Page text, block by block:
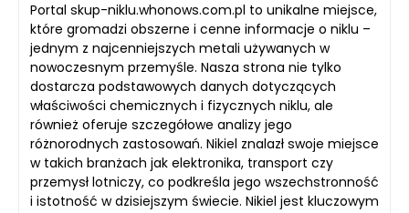
Portal skup-niklu.whonows.com.pl to unikalne miejsce,
które gromadzi obszerne i cenne informacje o niklu –
jednym z najcenniejszych metali używanych w
nowoczesnym przemyśle. Nasza strona nie tylko
dostarcza podstawowych danych dotyczących
właściwości chemicznych i fizycznych niklu, ale
również oferuje szczegółowe analizy jego
różnorodnych zastosowań. Nikiel znalazł swoje miejsce
w takich branżach jak elektronika, transport czy
przemysł lotniczy, co podkreśla jego wszechstronność
i istotność w dzisiejszym świecie. Nikiel jest kluczowym